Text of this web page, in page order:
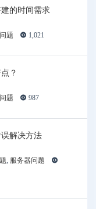
的时间需求
题 1,021
？
题 987
解决方法
, 服务器问题